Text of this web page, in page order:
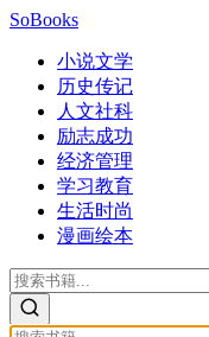
SoBooks
小说文学
历史传记
人文社科
励志成功
经济管理
学习教育
生活时尚
漫画绘本